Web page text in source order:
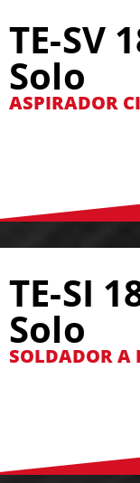
TE-SV
Solo
ASPIRADOR
TE-SI
Solo
SOLDADOR A